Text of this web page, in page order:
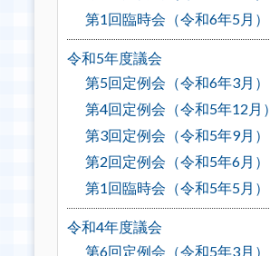
第1回臨時会（令和6年5月）
令和5年度議会
第5回定例会（令和6年3月）
第4回定例会（令和5年12月）
第3回定例会（令和5年9月）
第2回定例会（令和5年6月）
第1回臨時会（令和5年5月）
令和4年度議会
第6回定例会（令和5年3月）